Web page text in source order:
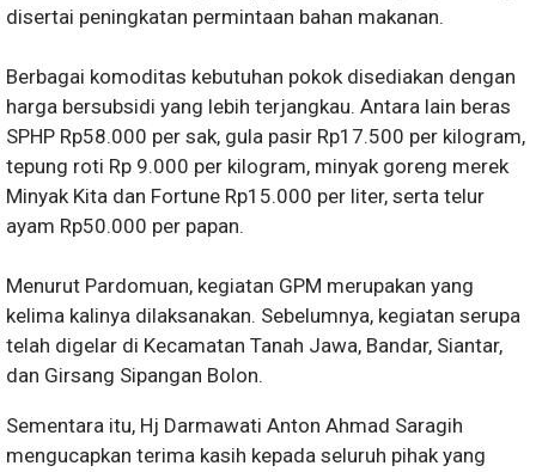
disertai peningkatan permintaan bahan makanan.
Berbagai komoditas kebutuhan pokok disediakan dengan
harga bersubsidi yang lebih terjangkau. Antara lain beras
SPHP Rp58.000 per sak, gula pasir Rp17.500 per kilogram,
tepung roti Rp 9.000 per kilogram, minyak goreng merek
Minyak Kita dan Fortune Rp15.000 per liter, serta telur
ayam Rp50.000 per papan.
Menurut Pardomuan, kegiatan GPM merupakan yang
kelima kalinya dilaksanakan. Sebelumnya, kegiatan serupa
telah digelar di Kecamatan Tanah Jawa, Bandar, Siantar,
dan Girsang Sipangan Bolon.
Sementara itu, Hj Darmawati Anton Ahmad Saragih
mengucapkan terima kasih kepada seluruh pihak yang